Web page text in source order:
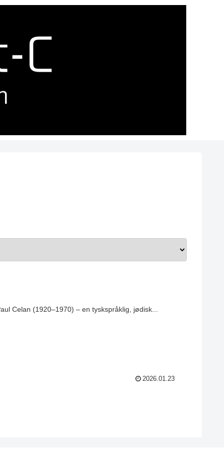
Celan (1920–1970) – en tyskspråklig, jødisk...
2026.01.23